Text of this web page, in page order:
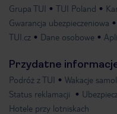
Grupa TUI TUI Poland
Gwarancja ubezpieczeniowa
TUI.cz
Dane osobowe
Przydatne
Podróż z TUI Wakacje
Status reklamacji
Hotele przy lotniskach